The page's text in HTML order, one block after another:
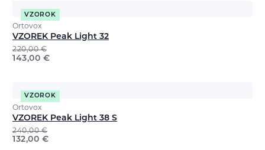
VZOROK
Ortovox
VZOREK Peak Light 32
220,00€
143,00 €
VZOROK
Ortovox
VZOREK Peak Light 38 S
240,00€
132,00 €